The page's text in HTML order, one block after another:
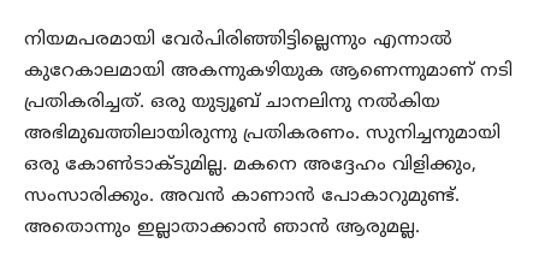
നിയമപരമായി വേർപിരിഞ്ഞിട്ടില്ലെന്നും എന്നാൽ
കുറേകാലമായി അകന്നുകഴിയുക ആണെന്നുമാണ് നടി
പ്രതികരിച്ചത്. ഒരു യുട്യൂബ് ചാനലിനു നൽകിയ
അഭിമുഖത്തിലായിരുന്നു പ്രതികരണം. സുനിച്ചനുമായി
ഒരു കോൺടാക്ടുമില്ല. മകനെ അദ്ദേഹം വിളിക്കും,
സംസാരിക്കും. അവൻ കാണാൻ പോകാറുമുണ്ട്.
അതൊന്നും ഇല്ലാതാക്കാൻ ഞാൻ ആരുമല്ല.